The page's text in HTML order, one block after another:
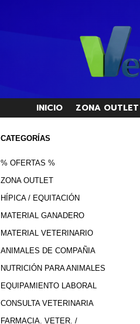
INICIO ZONA OUTLET
CATEGORÍAS
% OFERTAS %
ZONA OUTLET
HÍPICA / EQUITACIÓN
MATERIAL GANADERO
MATERIAL VETERINARIO
ANIMALES DE COMPAÑIA
NUTRICIÓN PARA ANIMALES
EQUIPAMIENTO LABORAL
CONSULTA VETERINARIA
FARMACIA. VETER. /